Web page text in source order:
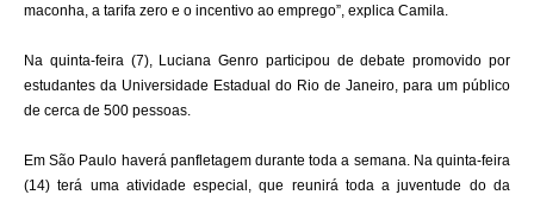
maconha, a tarifa zero e o incentivo ao emprego”, explica Camila.
Na quinta-feira (7), Luciana Genro participou de debate promovido por
estudantes da Universidade Estadual do Rio de Janeiro, para um público
de cerca de 500 pessoas.
Em São Paulo haverá panfletagem durante toda a semana. Na quinta-feira
(14) terá uma atividade especial, que reunirá toda a juventude do da